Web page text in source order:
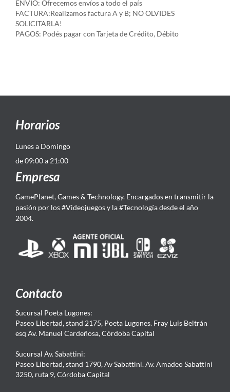
ENVÍO: Ofrecemos envíos a todo el país
FACTURA:Realizamos factura A y B; NO OLVIDES
SOLICITARLA!
PAGOS: Podés pagar con Tarjeta de Crédito, Débito
Horarios
Lunes a Domingo
de 09:00 a 21:00
Empresa
GamePlanet, Games & Technology. Encargados en transmitir la
pasión por los #Videojuegos y la #Tecnología desde el año
2004.
Contacto
Sucursal Poeta Lugones:
Paseo Libertad, stand 2175, Poeta Lugones. Fray Luis Beltrán
esq Av. Manuel Cardeñosa, Córdoba Capital
Sucursal Av. Sabattini:
Paseo Libertad, stand 1790, Av Sabattini. Av. Amadeo Sabattini
3250, ruta 9, Córdoba Capital